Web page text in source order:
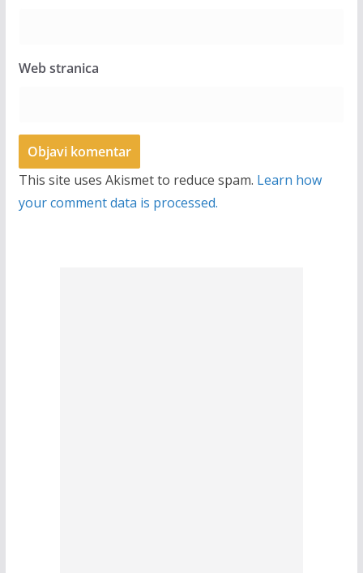
Web stranica
This site uses Akismet to reduce spam. Learn how
your comment data is processed.